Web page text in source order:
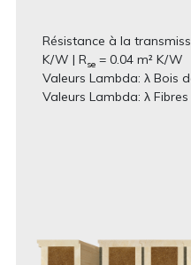
Résistance à la
K/W | Rse= 0.04 m² K/W
Valeurs Lambda: λ Bois
Valeurs Lambda: λ